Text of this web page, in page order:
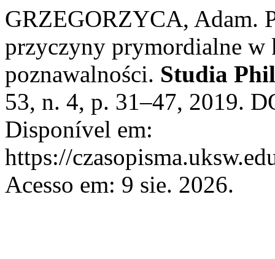
GRZEGORZYCA, Adam.
przyczyny prymordialne w
poznawalności. Studia
53, n. 4, p. 31–47, 2019.
Disponível em:
https://
Acesso em: 9 sie. 2026.